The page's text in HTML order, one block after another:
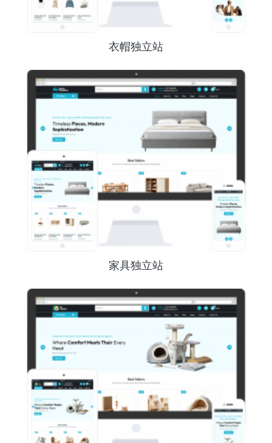
衣帽独立站
家具独立站